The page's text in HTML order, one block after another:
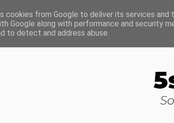
ZDROWA NAUKA
cookies from Google to deliver its services and
Google along with performance and security
to detect and address abuse.